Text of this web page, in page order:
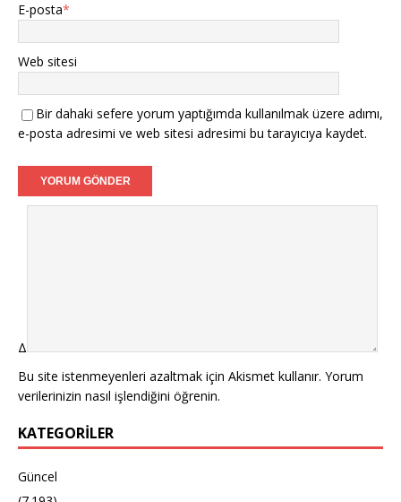
E-posta*
Web sitesi
Bir dahaki sefere yorum yaptığımda kullanılmak üzere adımı,
e-posta adresimi ve web sitesi adresimi bu tarayıcıya kaydet.
Δ
Bu site istenmeyenleri azaltmak için Akismet kullanır. Yorum
verilerinizin nasıl işlendiğini öğrenin.
KATEGORILER
Güncel